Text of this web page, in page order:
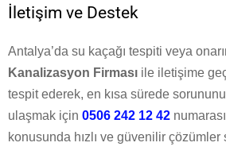
İletişim ve Destek
Antalya’da su kaçağı tespiti veya
Kanalizasyon Firması ile iletişime
tespit ederek, en kısa sürede
ulaşmak için 0506 242 12 42
konusunda hızlı ve güvenilir çözümler